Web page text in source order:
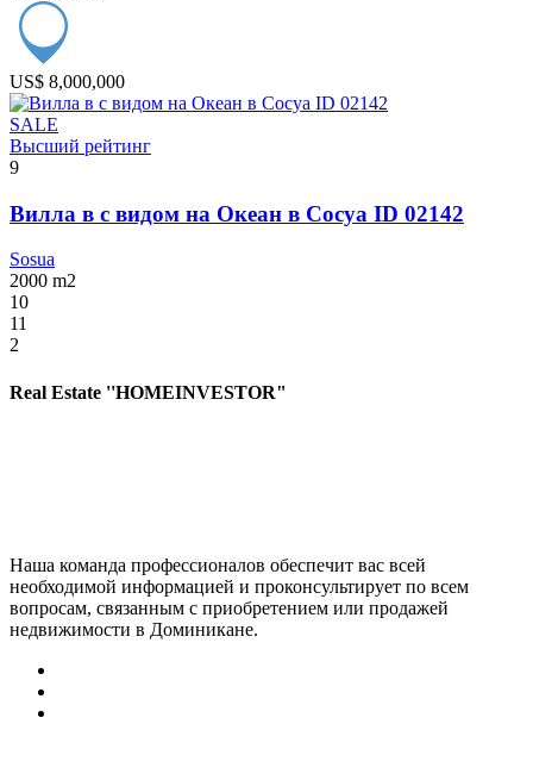
US$ 8,000,000
SALE
Высший рейтинг
9
Вилла в с видом на Океан в Сосуа ID 02142
Sosua
2000 m2
10
11
2
Real Estate ''HOMEINVESTOR"
Наша команда профессионалов обеспечит вас всей
необходимой информацией и проконсультирует по всем
вопросам, связанным с приобретением или продажей
недвижимости в Доминикане.